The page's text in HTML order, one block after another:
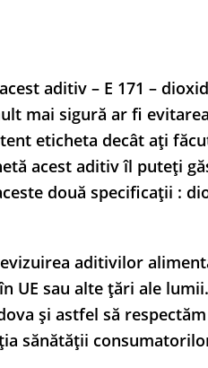
aditiv – E 171 –
mai sigură ar fi
eticheta decât ați
acest aditiv îl puteți
două specificații :
aditivilor
UE sau alte țări ale
și astfel să
sănătății